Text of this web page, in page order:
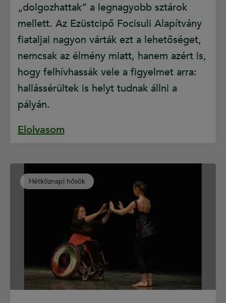
„dolgozhattak” a legnagyobb sztárok
mellett. Az Ezüstcipő Focisuli Alapítvány
fiataljai nagyon várták ezt a lehetőséget,
nemcsak az élmény miatt, hanem azért is,
hogy felhívhassák vele a figyelmet arra:
hallássérültek is helyt tudnak állni a
pályán.
Elolvasom
Hétköznapi hősök